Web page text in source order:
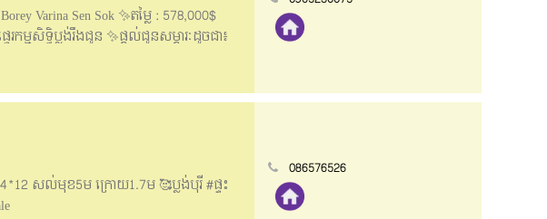
Varina Sen Sok ✨តម្លៃ : 578,000$
កម្មសិទ្ធិប្លង់រឹងជូន ✨ផ្ដល់ជូនសម្ភារៈដូចជា៖
សល់មុខ5ម ក្រោយ1.7ម 🥰ប្លង់បុរី #ផ្ទះ
086576526